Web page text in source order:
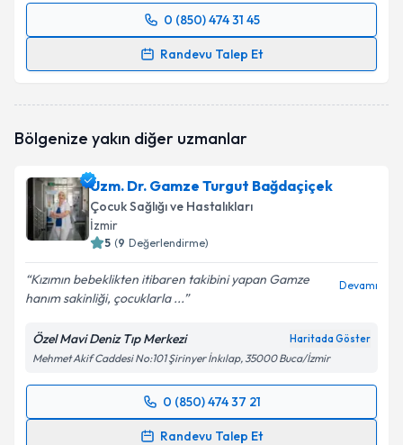
0 (850) 474 31 45
Randevu Talep Et
Randevu Takvimi Talebi
oluşturun. Size bu uzmandan randevu almanız için bir
Kişisel verilerimin işlenmesine ilişkin
Metni'ni okudum ve kişisel verilerimin belirtilen
kapsamda işlenmesini kabul ediyorum.
Takvim Talebini Gönder
Bölgenize yakın diğer uzmanlar
Uzm. Dr. Gamze Turgut Bağdaçiçek
Çocuk Sağlığı ve Hastalıkları
İzmir
5 (9 Değerlendirme)
Kızımın bebeklikten itibaren takibini yapan Gamze
hanım sakinliği, çocuklarla ...
Devamı
Özel Mavi Deniz Tıp Merkezi Haritada Göster
Mehmet Akif Caddesi No:101 Şirinyer İnkılap, 35000 Buca/İzmir
0 (850) 474 37 21
Randevu Talep Et
Randevu Takvimi Talebi